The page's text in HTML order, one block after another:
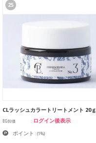
25
CLラッシュカラートリートメント 20ｇ
EG卸価 ログイン後表示
ポイント :(1%)